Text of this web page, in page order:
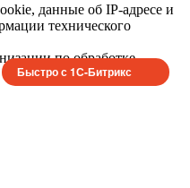
данные об IP-адресе и
технического
по обработке
Быстро с 1С-Битрикс